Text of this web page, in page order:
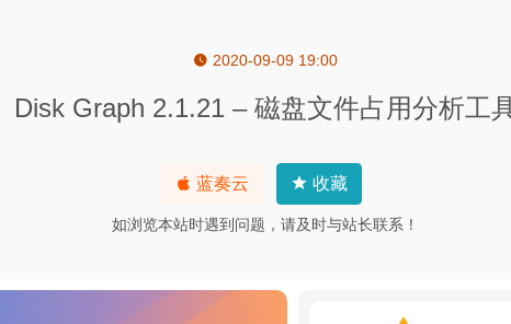
2020-09-09 19:00
Disk Graph 2.1.21 – 磁盘文件占用分析工
蓝奏云 收藏
如浏览本站时遇到问题，请及时与站长联系！
– 触控板绘画工具
2023-11-11
1.17.9 – 触控板多点自定义手势操作 2020-04-29
1.24 – 简单易用的音频编辑软件 2020-09-20